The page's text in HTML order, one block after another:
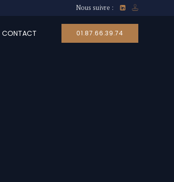
Nous suivre :
01.87.66.39.74
CONTACT